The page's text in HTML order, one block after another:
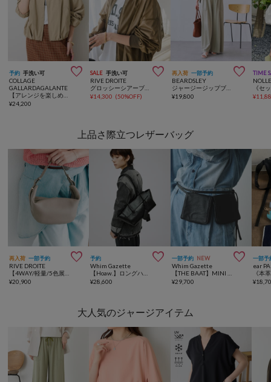
予約 手洗い可 
COLLAGE
GALLARDAGALANTE
¥24,200
SALE 手洗い可 
RIVE DROITE
¥14,300 (50%OFF)
再入荷 一部予約 
BEARDSLEY
ジャージージップブルゾン
¥19,800
TIME
¥
上品さ際立つレザーバッグ
再入荷 一部予約 
RIVE DROITE
¥20,900
予約 
Whim Gazette
¥28,600
一部予約 NEW 
Whim Gazette
¥29,700
一部予
ear
¥
大人気のジャージアイテム